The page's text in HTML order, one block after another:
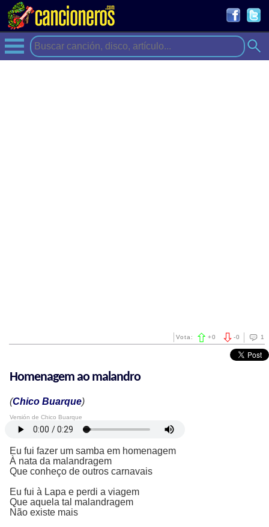
1
-0
Vota: +0
Homenagem ao malandro
(Chico Buarque)
Versión de Chico Buarque
Eu fui fazer um samba em homenagem
À nata da malandragem
Que conheço de outros carnavais
Eu fui à Lapa e perdi a viagem
Que aquela tal malandragem
Não existe mais